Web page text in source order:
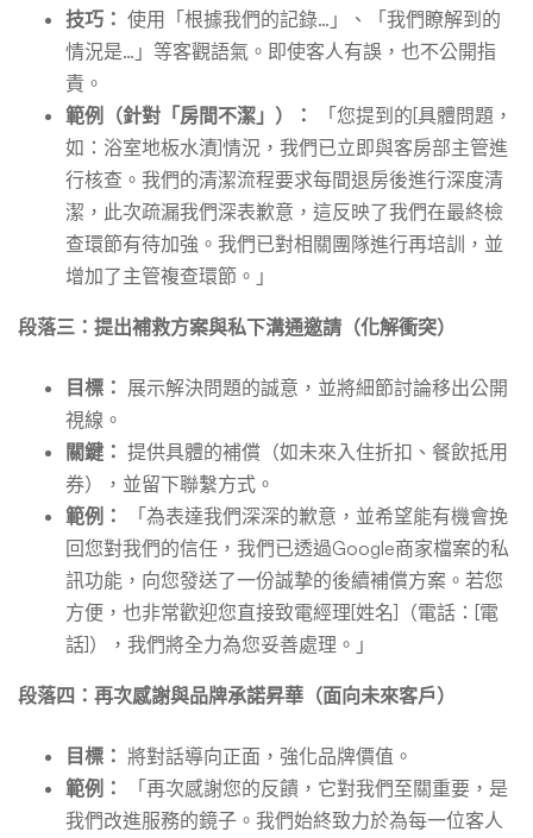
技巧： 使用「根據我們的記錄…」、「我們瞭解到的
情況是…」等客觀語氣。即使客人有誤，也不公開指
責。
範例（針對「房間不潔」）：
「您提到的[具體問題，
如：浴室地板水漬]情況，我們已立即與客房部主管進
行核查。我們的清潔流程要求每間退房後進行深度清
潔，此次疏漏我們深表歉意，這反映了我們在最終檢
查環節有待加強。我們已對相關團隊進行再培訓，並
增加了主管複查環節。」
段落三：提出補救方案與私下溝通邀請（化解衝突）
目標： 展示解決問題的誠意，並將細節討論移出公開
視線。
關鍵： 提供具體的補償（如未來入住折扣、餐飲抵用
券），並留下聯繫方式。
範例：
「為表達我們深深的歉意，並希望能有機會挽
回您對我們的信任，我們已透過Google商家檔案的私
訊功能，向您發送了一份誠摯的後續補償方案。若您
方便，也非常歡迎您直接致電經理[姓名]（電話：[電
話]），我們將全力為您妥善處理。」
段落四：再次感謝與品牌承諾昇華（面向未來客戶）
目標： 將對話導向正面，強化品牌價值。
範例：
「再次感謝您的反饋，它對我們至關重要，是
我們改進服務的鏡子。我們始終致力於為每一位客人